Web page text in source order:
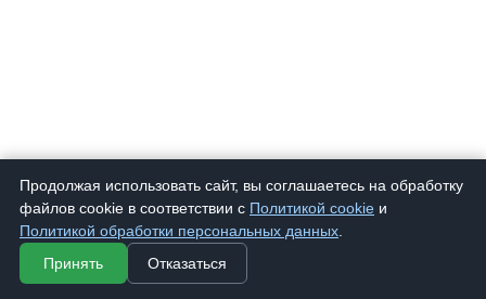
Продолжая использовать сайт, вы соглашаетесь на обработку
файлов cookie в соответствии с Политикой cookie и
Политикой обработки персональных данных
Принять
Отказаться